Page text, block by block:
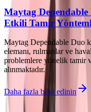
Maytag
Etkili Tamir
Maytag Dependable Duo
elemanı, rulmanlar ve
problemlere yönelik tamir
alınmaktadır.
Daha fazla bilgi edinin